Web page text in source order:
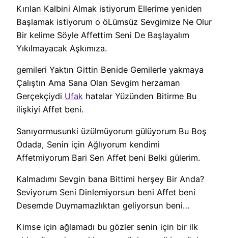
Kırılan Kalbini Almak istiyorum Ellerime yeniden
Başlamak istiyorum o öLümsüz Sevgimize Ne Olur
Bir kelime Söyle Affettim Seni De Başlayalım
Yıkılmayacak Aşkımıza.
gemileri Yaktın Gittin Benide Gemilerle yakmaya
Çalıştın Ama Sana Olan Sevgim herzaman
Gerçekçiydi Ufak hatalar Yüzünden Bitirme Bu
ilişkiyi Affet beni.
Sanıyormusunki üzülmüyorum gülüyorum Bu Boş
Odada, Senin için Ağlıyorum kendimi
Affetmiyorum Bari Sen Affet beni Belki gülerim.
Kalmadımı Sevgin bana Bittimi herşey Bir Anda?
Seviyorum Seni Dinlemiyorsun beni Affet beni
Desemde Duymamazlıktan geliyorsun beni…
Kimse için ağlamadı bu gözler senin için bir ilk